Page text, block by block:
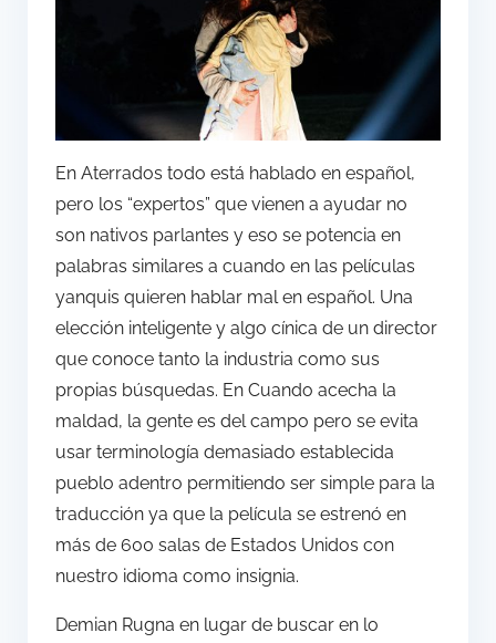
En Aterrados todo está hablado en español,
pero los “expertos” que vienen a ayudar no
son nativos parlantes y eso se potencia en
palabras similares a cuando en las películas
yanquis quieren hablar mal en español. Una
elección inteligente y algo cínica de un director
que conoce tanto la industria como sus
propias búsquedas. En Cuando acecha la
maldad, la gente es del campo pero se evita
usar terminología demasiado establecida
pueblo adentro permitiendo ser simple para la
traducción ya que la película se estrenó en
más de 600 salas de Estados Unidos con
nuestro idioma como insignia.
Demian Rugna en lugar de buscar en lo